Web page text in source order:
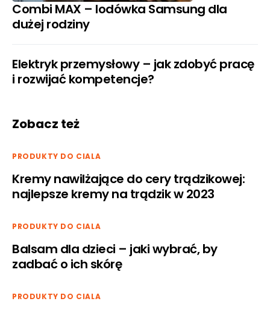
Combi MAX – lodówka Samsung dla
dużej rodziny
Elektryk przemysłowy – jak zdobyć pracę
i rozwijać kompetencje?
Zobacz też
PRODUKTY DO CIALA
Kremy nawilżające do cery trądzikowej:
najlepsze kremy na trądzik w 2023
PRODUKTY DO CIALA
Balsam dla dzieci – jaki wybrać, by
zadbać o ich skórę
PRODUKTY DO CIALA